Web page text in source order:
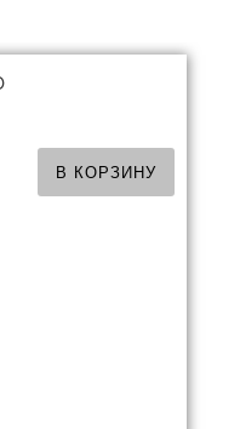
В КОРЗИНУ